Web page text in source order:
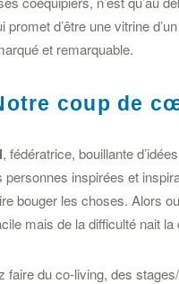
promet d’être une vitrine
et remarquable.
coup de
, fédératrice, bouillante
personnes inspirées et
bouger les choses. Alors
mais de la difficulté nait la
faire du co-living, des